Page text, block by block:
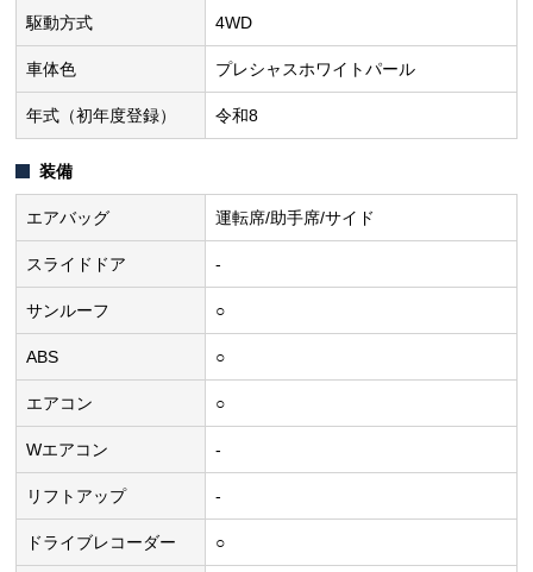
駆動方式 4WD
車体色 プレシャスホワイトパール
年式（初年度登録） 令和8
装備
エアバッグ 運転席/助手席/サイド
スライドドア -
サンルーフ ○
ABS ○
エアコン ○
Wエアコン -
リフトアップ -
ドライブレコーダー ○